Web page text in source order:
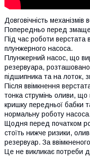
Довговічність
Попередньо перед
Під час роботи верстата
плунжерного насоса.
Плунжерний насос, що
резервуара,
підшипника та на лоток,
Після ввімкнення
тонка струмінь оливи,
кришку передньої бабки
нормальну роботу насоса.
Щодня перед початком
стоїть нижче ризики,
резервуар. За
Це не викликає потреби